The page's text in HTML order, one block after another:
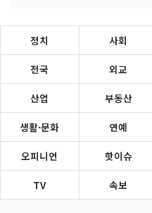
정치 사회
전국 외교
산업 부동산
생활·문화 연예
오피니언 핫이슈
TV 속보